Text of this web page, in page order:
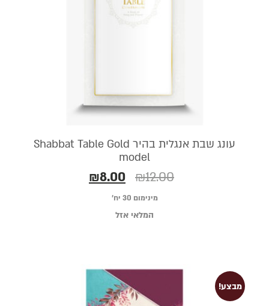
עונג שבת אנגלית בהיר Shabbat Table Gold
model
₪12.00
₪8.00
מינימום 30 יח׳
המלאי אזל
מבצע!